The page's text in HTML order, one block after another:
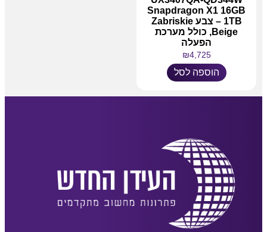
Snapdragon X1 16GB
1TB – צבע Zabriskie
Beige, כולל מערכת
הפעלה
₪4,725
הוספה לסל